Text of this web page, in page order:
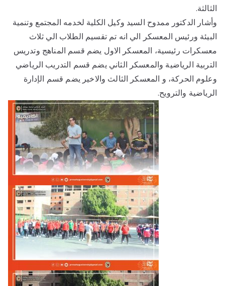
الثالثة.
وأشار الدكتور ممدوح السيد وكيل الكلية لخدمه المجتمع وتنمية
البيئة ورئيس المعسكر الي انه تم تقسيم الطلاب الي ثلاث
معسكرات رئيسية، المعسكر الاول يضم قسم المناهج وتدريس
التربية الرياضية والمعسكر الثاني يضم قسم التدريب الرياضي
وعلوم الحركة، و المعسكر الثالث والاخير يضم قسم الإدارة
الرياضية والترويح.